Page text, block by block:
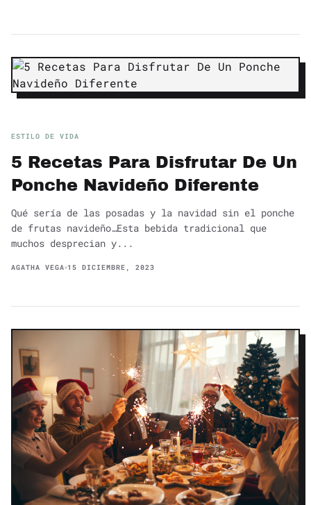
ESTILO DE VIDA
5 Recetas Para Disfrutar De Un
Ponche Navideño Diferente
Qué sería de las posadas y la navidad sin el ponche
de frutas navideño…Esta bebida tradicional que
muchos desprecian y...
AGATHA VEGA 15 DICIEMBRE, 2023